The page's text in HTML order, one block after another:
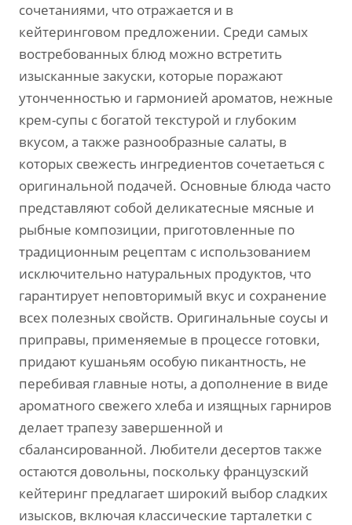
сочетаниями, что отражается и в
кейтеринговом предложении. Среди самых
востребованных блюд можно встретить
изысканные закуски, которые поражают
утонченностью и гармонией ароматов, нежные
крем-супы с богатой текстурой и глубоким
вкусом, а также разнообразные салаты, в
которых свежесть ингредиентов сочетаеться с
оригинальной подачей. Основные блюда часто
представляют собой деликатесные мясные и
рыбные композиции, приготовленные по
традиционным рецептам с использованием
исключительно натуральных продуктов, что
гарантирует неповторимый вкус и сохранение
всех полезных свойств. Оригинальные соусы и
приправы, применяемые в процессе готовки,
придают кушаньям особую пикантность, не
перебивая главные ноты, а дополнение в виде
ароматного свежего хлеба и изящных гарниров
делает трапезу завершенной и
сбалансированной. Любители десертов также
остаются довольны, поскольку французский
кейтеринг предлагает широкий выбор сладких
изысков, включая классические тарталетки с